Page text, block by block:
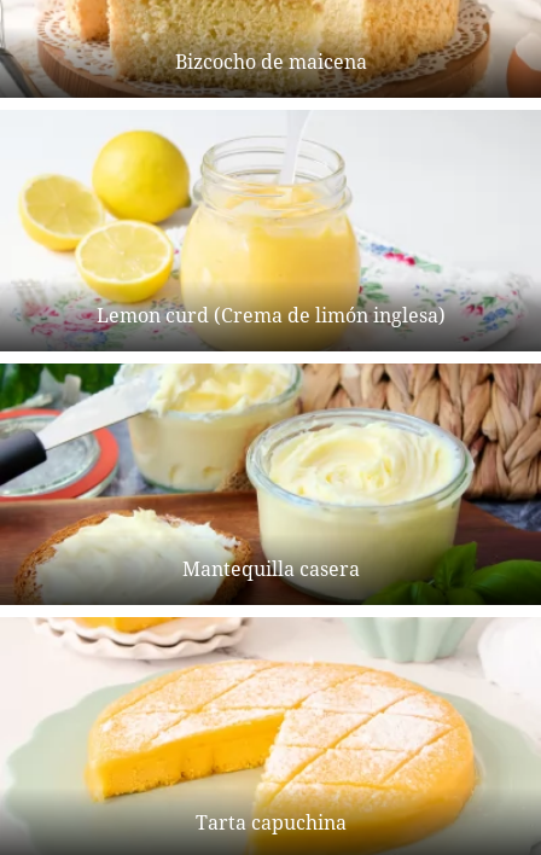
Bizcocho de maicena
Lemon curd (Crema de limón inglesa)
Mantequilla casera
Tarta capuchina